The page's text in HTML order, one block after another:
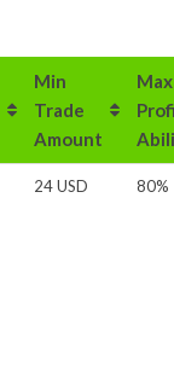
Min
Trade
Amount
Max
24 USD 80%